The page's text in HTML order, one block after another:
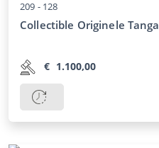
209 - 128
Collectible Originele Tanga
€ 1.100,00